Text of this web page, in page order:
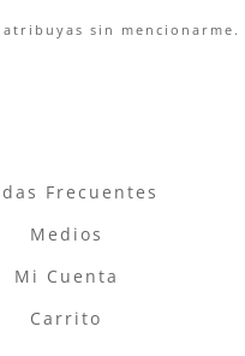
sin mencionarme.
Frecuentes
Medios
Mi Cuenta
Carrito